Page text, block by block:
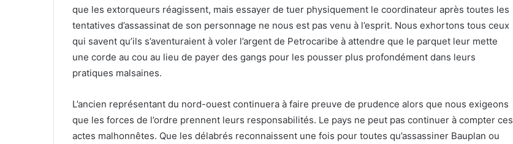
que les extorqueurs réagissent, mais essayer de tuer physiquement le coordinateur après toutes les
tentatives d’assassinat de son personnage ne nous est pas venu à l’esprit. Nous exhortons tous ceux
qui savent qu’ils s’aventuraient à voler l’argent de Petrocaribe à attendre que le parquet leur mette
une corde au cou au lieu de payer des gangs pour les pousser plus profondément dans leurs
pratiques malsaines.
L’ancien représentant du nord-ouest continuera à faire preuve de prudence alors que nous exigeons
que les forces de l’ordre prennent leurs responsabilités. Le pays ne peut pas continuer à compter ces
actes malhonnêtes. Que les délabrés reconnaissent une fois pour toutes qu’assassiner Bauplan ou